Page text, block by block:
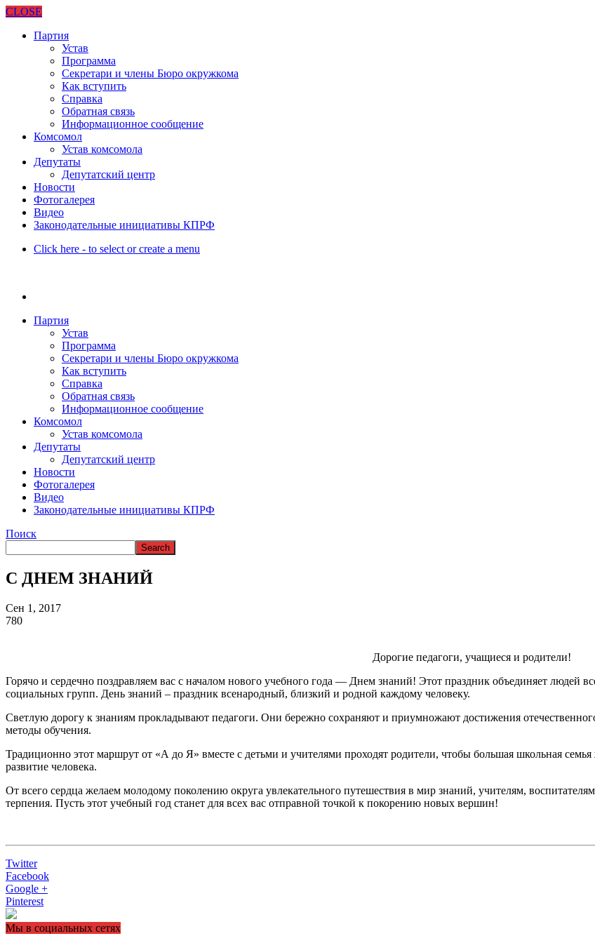
CLOSE
Партия
Устав
Программа
Секретари и члены Бюро окружкома
Как вступить
Справка
Обратная связь
Информационное сообщение
Комсомол
Устав комсомола
Депутаты
Депутатский центр
Новости
Фотогалерея
Видео
Законодательные инициативы КПРФ
Click here - to select or create a menu
Партия
Устав
Программа
Секретари и члены Бюро окружкома
Как вступить
Справка
Обратная связь
Информационное сообщение
Комсомол
Устав комсомола
Депутаты
Депутатский центр
Новости
Фотогалерея
Видео
Законодательные инициативы КПРФ
Поиск
С ДНЕМ ЗНАНИЙ
Сен 1, 2017
780
Дорогие педагоги, учащиеся и родители!
Горячо и сердечно поздравляем вас с началом нового учебного года — Днем знаний! Этот праздник объединяет людей
социальных групп. День знаний – праздник всенародный, близкий и родной каждому человеку.
Светлую дорогу к знаниям прокладывают педагоги. Они бережно сохраняют и приумножают достижения
методы обучения.
Традиционно этот маршрут от «А до Я» вместе с детьми и учителями проходят родители, чтобы большая школьная
развитие человека.
От всего сердца желаем молодому поколению округа увлекательного путешествия в мир знаний, учителям,
терпения. Пусть этот учебный год станет для всех вас отправной точкой к покорению новых вершин!
Twitter
Facebook
Google +
Pinterest
Мы в социальных сетях